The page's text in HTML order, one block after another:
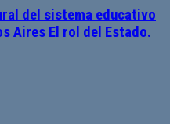
del sistema educativo
Aires El rol del Estado.